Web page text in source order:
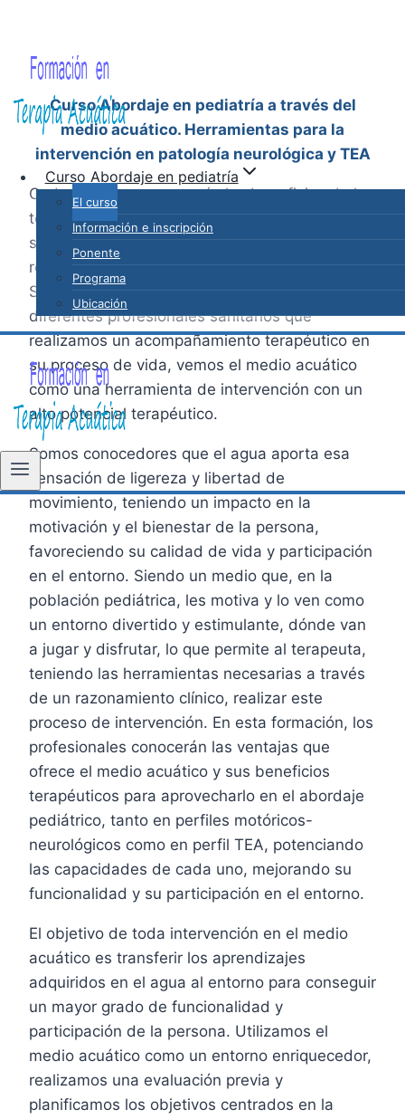
Curso Abordaje en pediatría
El curso
Información e inscripción
Ponente
Programa
Ubicación
Curso Abordaje en pediatría a través del
medio acuático. Herramientas para la
intervención en patología neurológica y TEA
Cada vez se conocen más los beneficios de la
terapia acuática en pediatría, y por parte de la
sociedad hay una mayor demanda para
realizar este servicio en el proceso terapéutico.
Si nos centramos en la población pediátrica, los
diferentes profesionales sanitarios que
realizamos un acompañamiento terapéutico en
su proceso de vida, vemos el medio acuático
como una herramienta de intervención con un
alto potencial terapéutico.
Somos conocedores que el agua aporta esa
sensación de ligereza y libertad de
movimiento, teniendo un impacto en la
motivación y el bienestar de la persona,
favoreciendo su calidad de vida y participación
en el entorno. Siendo un medio que, en la
población pediátrica, les motiva y lo ven como
un entorno divertido y estimulante, dónde van
a jugar y disfrutar, lo que permite al terapeuta,
teniendo las herramientas necesarias a través
de un razonamiento clínico, realizar este
proceso de intervención. En esta formación, los
profesionales conocerán las ventajas que
ofrece el medio acuático y sus beneficios
terapéuticos para aprovecharlo en el abordaje
pediátrico, tanto en perfiles motóricos-
neurológicos como en perfil TEA, potenciando
las capacidades de cada uno, mejorando su
funcionalidad y su participación en el entorno.
El objetivo de toda intervención en el medio
acuático es transferir los aprendizajes
adquiridos en el agua al entorno para conseguir
un mayor grado de funcionalidad y
participación de la persona. Utilizamos el
medio acuático como un entorno enriquecedor,
realizamos una evaluación previa y
planificamos los objetivos centrados en la